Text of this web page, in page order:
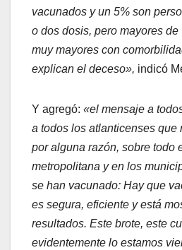
vacunados y un 5% son
o dos dosis, pero mayores
muy mayores con
explican el deceso», indicó
Y agregó: «el mensaje a
a todos los atlanticenses que
por alguna razón, sobre todo
metropolitana y en los
se han vacunado: Hay que
es segura, eficiente y está
resultados. Este brote, este
evidentemente lo estamos